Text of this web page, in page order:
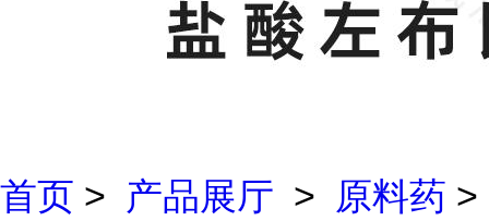
首页 > 产品展厅 > 原料药 >